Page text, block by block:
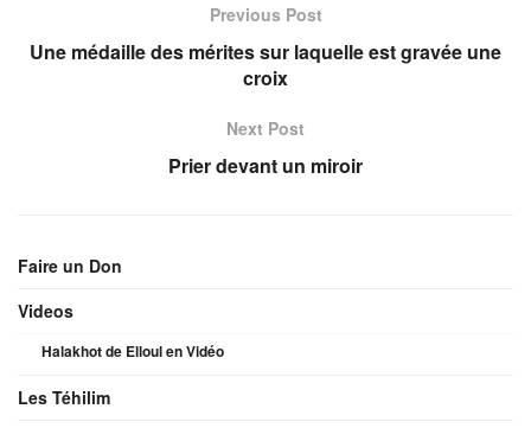
Previous Post
Une médaille des mérites sur laquelle est gravée une
croix
Next Post
Prier devant un miroir
Faire un Don
Videos
Halakhot de Elloul en Vidéo
Les Téhilim